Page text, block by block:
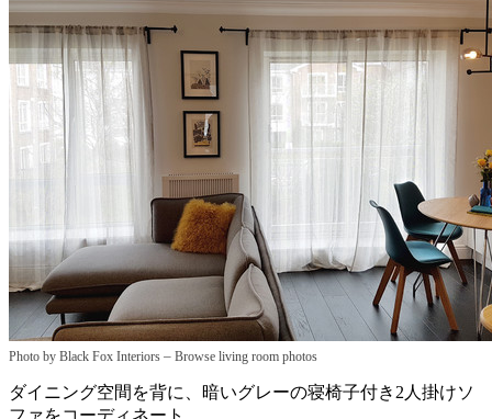
Photo by Black Fox Interiors – Browse living room photos
ダイニング空間を背に、暗いグレーの寝椅子付き2人掛けソ